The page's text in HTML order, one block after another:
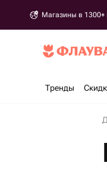
Магазины в 1300+
Тренды